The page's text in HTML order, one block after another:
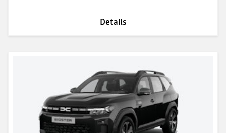
Details